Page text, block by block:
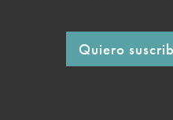
Quiero